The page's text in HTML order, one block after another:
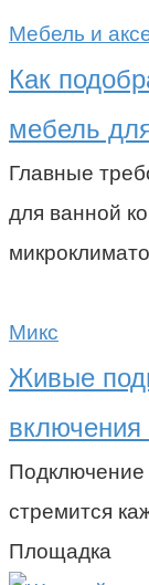
Мебель и
Как
мебель
Главные
для ванной
Микс
Живые
включения
Подключение
стремится
Площадка